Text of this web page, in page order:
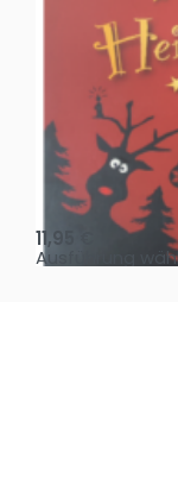
Oh, heilige Nacht!
11,95
Ausführung